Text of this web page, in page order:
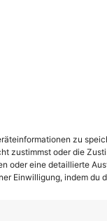
zu
zustimmst oder die
oder eine detaillierte
Einwilligung, indem